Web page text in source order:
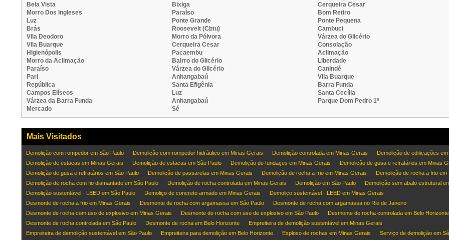
Bela Vista
Bixiga
Cerqueira Cesar
Morro Dos Ingleses
ParaÍso
Bom Retiro
Luz
Ponte Grande
Ponte Pequena
Brás
Roosevelt (Cbtu)
Cambuci
Vila Deodoro
Morro da Pólvora
Várzea do Glicério
Vila Buarque
Cerqueira Cesar
Consolação
Higienópolis
Pacaembu
Aclimação
Morro da Aclimação
Bairro do Glicério
Liberdade
Paraíso
Várzea do Glicério
Canindé
Pari
Anhangabaú
Vila Buarque
República
Santa Efigênia
Barra Funda
Campos Elíseos
Luz
Santa Cecília
Várzea da Barra Funda
Anhangabaú
Parque Dom Pedro 1º
Mercado
Sé
Mais Visitados
Demolição com rompedor em São Paulo Demolição com rompedor hidráulico em Minas Gerais Demolição controlada em Minas Gerais
Demolição de edificações
Demolição de estacas em Minas Gerais
Demolição de estacas em São Paulo Demolição de fundaçes em Minas Gerais
Demolição de gusa e refratários em Minas
Demolição de gusa e refratários em São Paulo
Demolição de passarelas em Minas Gerais Demolição de rocha a frio em Minas Gerais
Demolição de rocha a frio em
Demolição de rocha com fio diamantado em São Paulo
Demolição de rocha controlada em Minas Gerais Demolição em São Paulo
Demolição sem abalo estrutural
Demolição sustentável - LEED em São Paulo
Demoliço de concreto armado em Minas Gerais
Demoliço sustentável - LEED em Minas Gerais
Desmonte de rocha a frio em Minas Gerais
Desmonte de rocha com argamassa em São Paulo
Desmonte de rocha com argamassa no Rio de Janeiro
Desmonte de rocha com uso de explosivo em Minas Gerais
Desmonte de rocha com uso de explosivo em São Paulo
Desmonte de rocha controlada em Belo Horizonte
Desmonte de rocha controlada em São Paulo
Desmonte de rocha em Belo Horizonte
Empreiteira de demolição sustentável em Minas Gerais
Empreiteira de demolição sustentável em São Paulo
Empreiteira para demolição em Belo Horizonte Exploso de rochas em Minas Gerais Serviço de demolição em